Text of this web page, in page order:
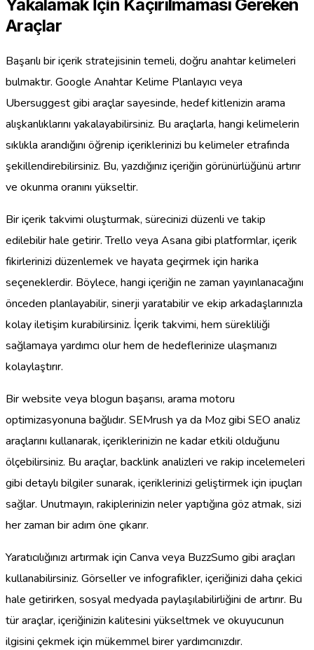
Yakalamak İçin Kaçırılmaması Gereken
Araçlar
Başarılı bir içerik stratejisinin temeli, doğru anahtar kelimeleri
bulmaktır. Google Anahtar Kelime Planlayıcı veya
Ubersuggest gibi araçlar sayesinde, hedef kitlenizin arama
alışkanlıklarını yakalayabilirsiniz. Bu araçlarla, hangi kelimelerin
sıklıkla arandığını öğrenip içeriklerinizi bu kelimeler etrafında
şekillendirebilirsiniz. Bu, yazdığınız içeriğin görünürlüğünü artırır
ve okunma oranını yükseltir.
Bir içerik takvimi oluşturmak, sürecinizi düzenli ve takip
edilebilir hale getirir. Trello veya Asana gibi platformlar, içerik
fikirlerinizi düzenlemek ve hayata geçirmek için harika
seçeneklerdir. Böylece, hangi içeriğin ne zaman yayınlanacağını
önceden planlayabilir, sinerji yaratabilir ve ekip arkadaşlarınızla
kolay iletişim kurabilirsiniz. İçerik takvimi, hem sürekliliği
sağlamaya yardımcı olur hem de hedeflerinize ulaşmanızı
kolaylaştırır.
Bir website veya blogun başarısı, arama motoru
optimizasyonuna bağlıdır. SEMrush ya da Moz gibi SEO analiz
araçlarını kullanarak, içeriklerinizin ne kadar etkili olduğunu
ölçebilirsiniz. Bu araçlar, backlink analizleri ve rakip incelemeleri
gibi detaylı bilgiler sunarak, içeriklerinizi geliştirmek için ipuçları
sağlar. Unutmayın, rakiplerinizin neler yaptığına göz atmak, sizi
her zaman bir adım öne çıkarır.
Yaratıcılığınızı artırmak için Canva veya BuzzSumo gibi araçları
kullanabilirsiniz. Görseller ve infografikler, içeriğinizi daha çekici
hale getirirken, sosyal medyada paylaşılabilirliğini de artırır. Bu
tür araçlar, içeriğinizin kalitesini yükseltmek ve okuyucunun
ilgisini çekmek için mükemmel birer yardımcınızdır.